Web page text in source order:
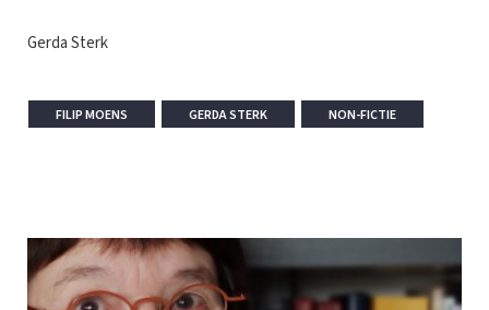
Gerda Sterk
FILIP MOENS GERDA STERK NON-FICTIE